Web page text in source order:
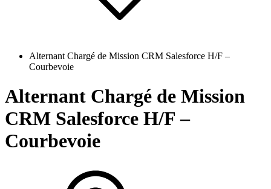
Alternant Chargé de Mission CRM Salesforce H/F –
Courbevoie
Alternant Chargé de Mission
CRM Salesforce H/F –
Courbevoie